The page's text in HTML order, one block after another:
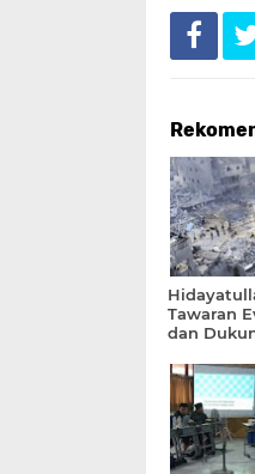
Tawaran
dan